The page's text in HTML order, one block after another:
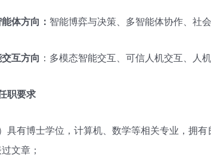
体方向： 智能博弈与决策、多智能体协作、社
互方向 ：多模态智能交互、可信人机交互、人
职要求
）具有博士学位，计算机、数学等相关专业，拥
文章；